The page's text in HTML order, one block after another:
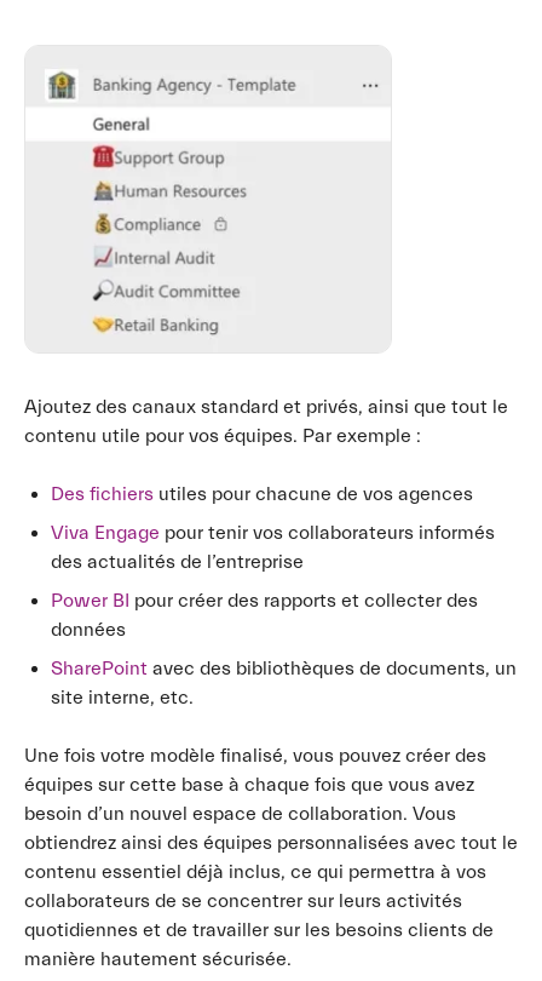
Ajoutez des canaux standard et privés, ainsi que tout le
contenu utile pour vos équipes. Par exemple :
Des fichiers utiles pour chacune de vos agences
Viva Engage pour tenir vos collaborateurs informés
des actualités de l’entreprise
Power BI pour créer des rapports et collecter des
données
SharePoint avec des bibliothèques de documents, un
site interne, etc.
Une fois votre modèle finalisé, vous pouvez créer des
équipes sur cette base à chaque fois que vous avez
besoin d’un nouvel espace de collaboration. Vous
obtiendrez ainsi des équipes personnalisées avec tout le
contenu essentiel déjà inclus, ce qui permettra à vos
collaborateurs de se concentrer sur leurs activités
quotidiennes et de travailler sur les besoins clients de
manière hautement sécurisée.